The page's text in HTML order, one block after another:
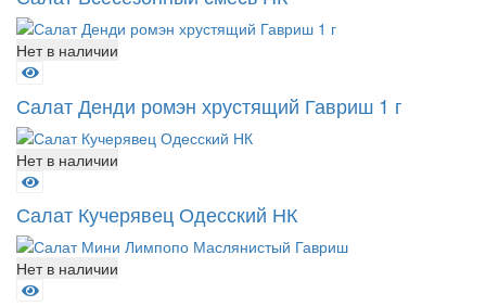
Нет в наличии
Салат Денди ромэн хрустящий Гавриш 1 г
Нет в наличии
Салат Кучерявец Одесский НК
Нет в наличии